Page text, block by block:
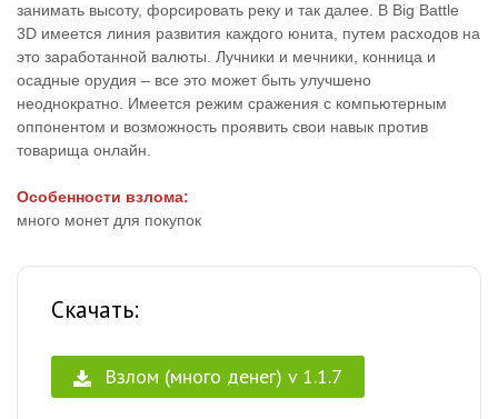
занимать высоту, форсировать реку и так далее. В Big Battle
3D имеется линия развития каждого юнита, путем расходов на
это заработанной валюты. Лучники и мечники, конница и
осадные орудия – все это может быть улучшено
неоднократно. Имеется режим сражения с компьютерным
оппонентом и возможность проявить свои навык против
товарища онлайн.
Особенности взлома:
много монет для покупок
Скачать:
Взлом (много денег) v 1.1.7